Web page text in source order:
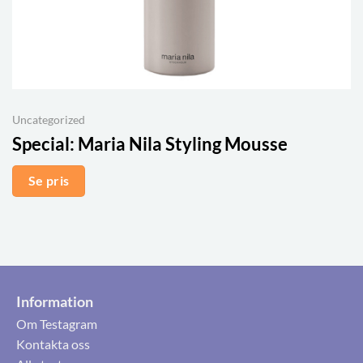
Uncategorized
Special: Maria Nila Styling Mousse
Se pris
Information
Om Testagram
Kontakta oss